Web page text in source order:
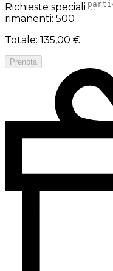
Richieste speciali
rimanenti: 500
Totale: 135,00 €
Prenota